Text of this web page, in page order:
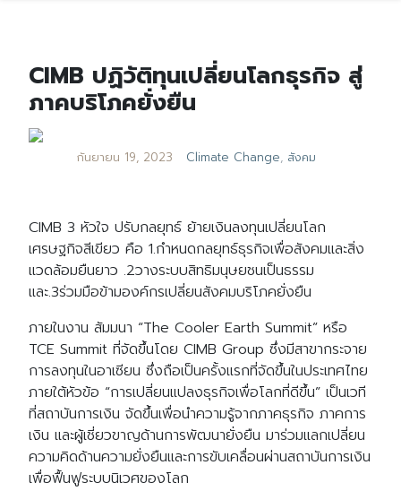
CIMB ปฏิวัติทุนเปลี่ยนโลกธุรกิจ สู่
ภาคบริโภคยั่งยืน
กันยายน 19, 2023 Climate Change, สังคม
CIMB 3 หัวใจ ปรับกลยุทธ์ ย้ายเงินลงทุนเปลี่ยนโลก
เศรษฐกิจสีเขียว คือ 1.กำหนดกลยุทธ์ธุรกิจเพื่อสังคมและสิ่ง
แวดล้อมยืนยาว .2วางระบบสิทธิมนุษยชนเป็นธรรม
และ.3ร่วมมือข้ามองค์กรเปลี่ยนสังคมบริโภคยั่งยืน
ภายในงาน สัมมนา “The Cooler Earth Summit” หรือ
TCE Summit ที่จัดขึ้นโดย CIMB Group ซึ่งมีสาขากระจาย
การลงทุนในอาเซียน ซึ่งถือเป็นครั้งแรกที่จัดขึ้นในประเทศไทย
ภายใต้หัวข้อ “การเปลี่ยนแปลงธุรกิจเพื่อโลกที่ดีขึ้น” เป็นเวที
ที่สถาบันการเงิน จัดขึ้นเพื่อนำความรู้จากภาคธุรกิจ ภาคการ
เงิน และผู้เชี่ยวขาญด้านการพัฒนายั่งยืน มาร่วมแลกเปลี่ยน
ความคิดด้านความยั่งยืนและการขับเคลื่อนผ่านสถาบันการเงิน
เพื่อฟื้นฟูระบบนิเวศของโลก